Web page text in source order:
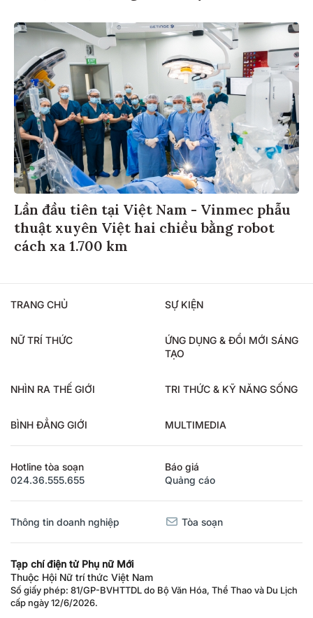
Lần đầu tiên tại Việt Nam - Vinmec phẫu
thuật xuyên Việt hai chiều bằng robot
cách xa 1.700 km
TRANG CHỦ SỰ KIỆN
NỮ TRÍ THỨC
ỨNG DỤNG & ĐỔI MỚI SÁNG
TẠO
NHÌN RA THẾ GIỚI TRI THỨC & KỸ NĂNG SỐNG
BÌNH ĐẲNG GIỚI MULTIMEDIA
Hotline tòa soạn
024.36.555.655
Báo giá
Quảng cáo
Thông tin doanh nghiệp Tòa soạn
Tạp chí điện tử Phụ nữ Mới
Thuộc Hội Nữ trí thức Việt Nam
Số giấy phép: 81/GP-BVHTTDL do Bộ Văn Hóa, Thể Thao và Du Lịch
cấp ngày 12/6/2026.